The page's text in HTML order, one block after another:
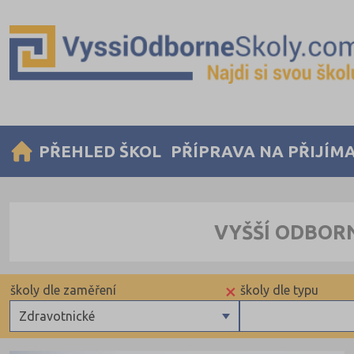
PŘEHLED ŠKOL PŘÍPRAVA NA
VYŠŠÍ
školy dle typu
×
Zdravotnické
školy dle zaměření